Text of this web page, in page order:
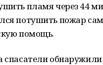
пламя через 44
потушить пожар
помощь.